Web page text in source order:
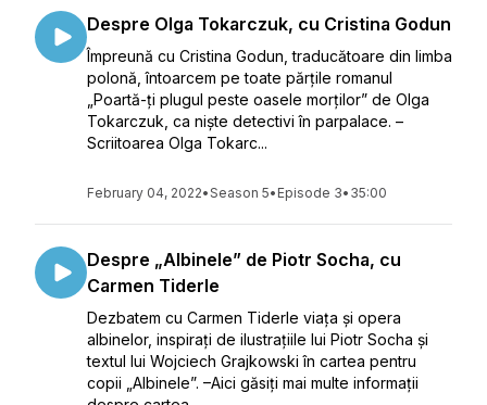
Despre Olga Tokarczuk, cu Cristina Godun
Împreună cu Cristina Godun, traducătoare din limba
polonă, întoarcem pe toate părțile romanul
„Poartă-ți plugul peste oasele morților” de Olga
Tokarczuk, ca niște detectivi în parpalace. –
Scriitoarea Olga Tokarc...
February 04, 2022•Season 5• Episode 3• 35:00
Despre „Albinele” de Piotr Socha, cu
Carmen Tiderle
Dezbatem cu Carmen Tiderle viața și opera
albinelor, inspirați de ilustrațiile lui Piotr Socha și
textul lui Wojciech Grajkowski în cartea pentru
copii „Albinele”. –Aici găsiți mai multe informații